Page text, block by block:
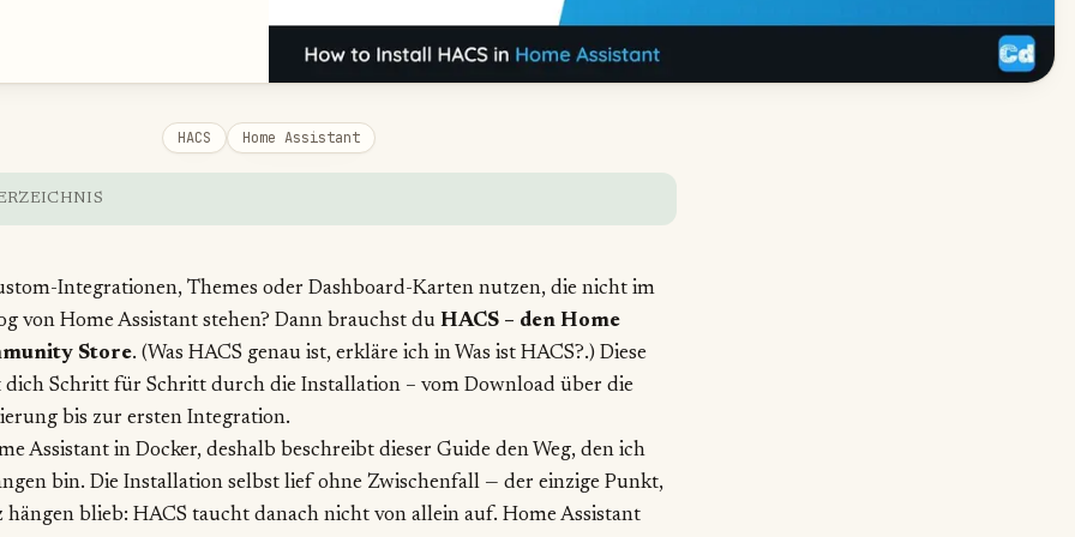
HACS Home Assistant
Integrationen, Themes oder Dashboard-Karten nutzen, die nicht im
von Home Assistant stehen? Dann brauchst du HACS – den Home
Store. (Was HACS genau ist, erkläre ich in Was ist HACS?.) Diese
Schritt für Schritt durch die Installation – vom Download über die
bis zur ersten Integration.
Assistant in Docker, deshalb beschreibt dieser Guide den Weg, den ich
bin. Die Installation selbst lief ohne Zwischenfall — der einzige Punkt,
hängen blieb: HACS taucht danach nicht von allein auf. Home Assistant